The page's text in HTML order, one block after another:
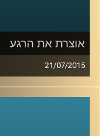
אוצרת את הרגע
21/07/2015
איה מירון,